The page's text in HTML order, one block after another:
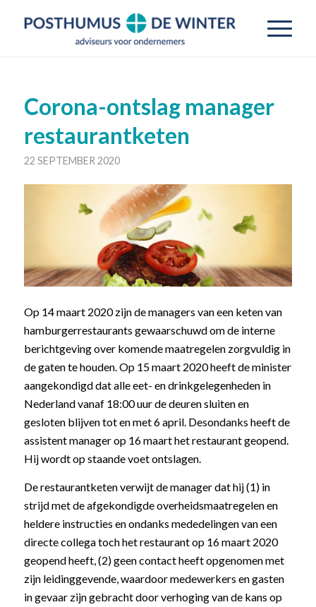
Corona-ontslag manager
restaurantketen
22 SEPTEMBER 2020
Op 14 maart 2020 zijn de managers van een keten van
hamburgerrestaurants gewaarschuwd om de interne
berichtgeving over komende maatregelen zorgvuldig in
de gaten te houden. Op 15 maart 2020 heeft de minister
aangekondigd dat alle eet- en drinkgelegenheden in
Nederland vanaf 18:00 uur de deuren sluiten en
gesloten blijven tot en met 6 april. Desondanks heeft de
assistent manager op 16 maart het restaurant geopend.
Hij wordt op staande voet ontslagen.
De restaurantketen verwijt de manager dat hij (1) in
strijd met de afgekondigde overheidsmaatregelen en
heldere instructies en ondanks mededelingen van een
directe collega toch het restaurant op 16 maart 2020
geopend heeft, (2) geen contact heeft opgenomen met
zijn leidinggevende, waardoor medewerkers en gasten
in gevaar zijn gebracht door verhoging van de kans op